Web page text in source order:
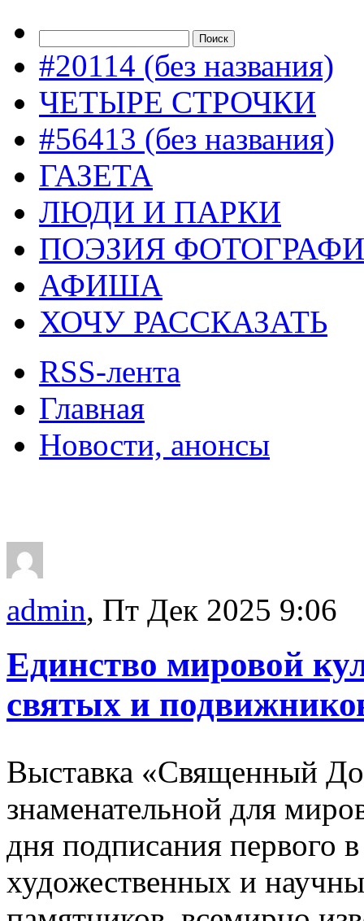
#20114 (без названия)
ЧЕТЫРЕ СТРОЧКИ
#56413 (без названия)
ГАЗЕТА
ЛЮДИ И ПАРКИ
ПОЭЗИЯ
АФИША
ХОЧУ РАССКАЗАТЬ
RSS-лента
Главная
Новости, анонсы
admin, Пт Дек 2025 9:06
Единство мировой
святых и
Выставка «Священный
знаменательной для
дня подписания первого
художественных и